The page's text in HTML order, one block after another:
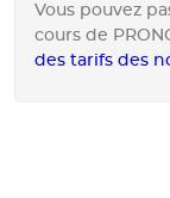
Vous pouvez
cours de
des tarifs des